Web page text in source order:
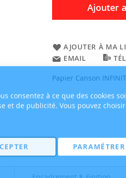
consentez à ce que des cookies
et de publicité. Vous pouvez
PARAMÉTRER
Ajouter
AJOUTER À MA
EMAIL
Papier Canson